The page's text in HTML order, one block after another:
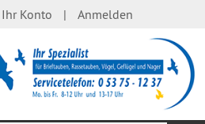
Ihr Konto Anmelden